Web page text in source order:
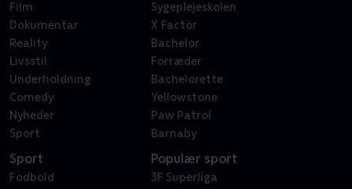
Film
Dokumentar
Reality
Livsstil
Underholdning
Comedy
Nyheder
Sport
Sygeplejeskolen
X Factor
Bachelor
Forræder
Bachelorette
Yellowstone
Paw Patrol
Barnaby
Sport
Fodbold
Populær sport
3F Superliga